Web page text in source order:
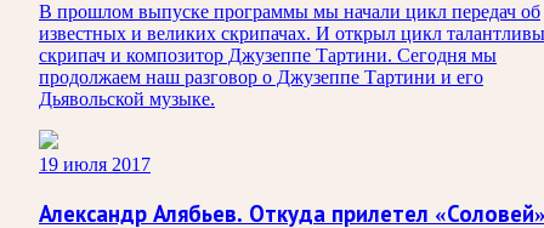
В прошлом выпуске программы мы начали цикл передач об
известных и великих скрипачах. И открыл цикл
скрипач и композитор Джузеппе Тартини. Сегодня мы
продолжаем наш разговор о Джузеппе Тартини и его
Дьявольской музыке.
19 июля 2017
Александр Алябьев. Откуда прилетел